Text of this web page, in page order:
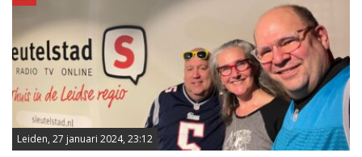
Leiden, 27 januari 2024, 23:12